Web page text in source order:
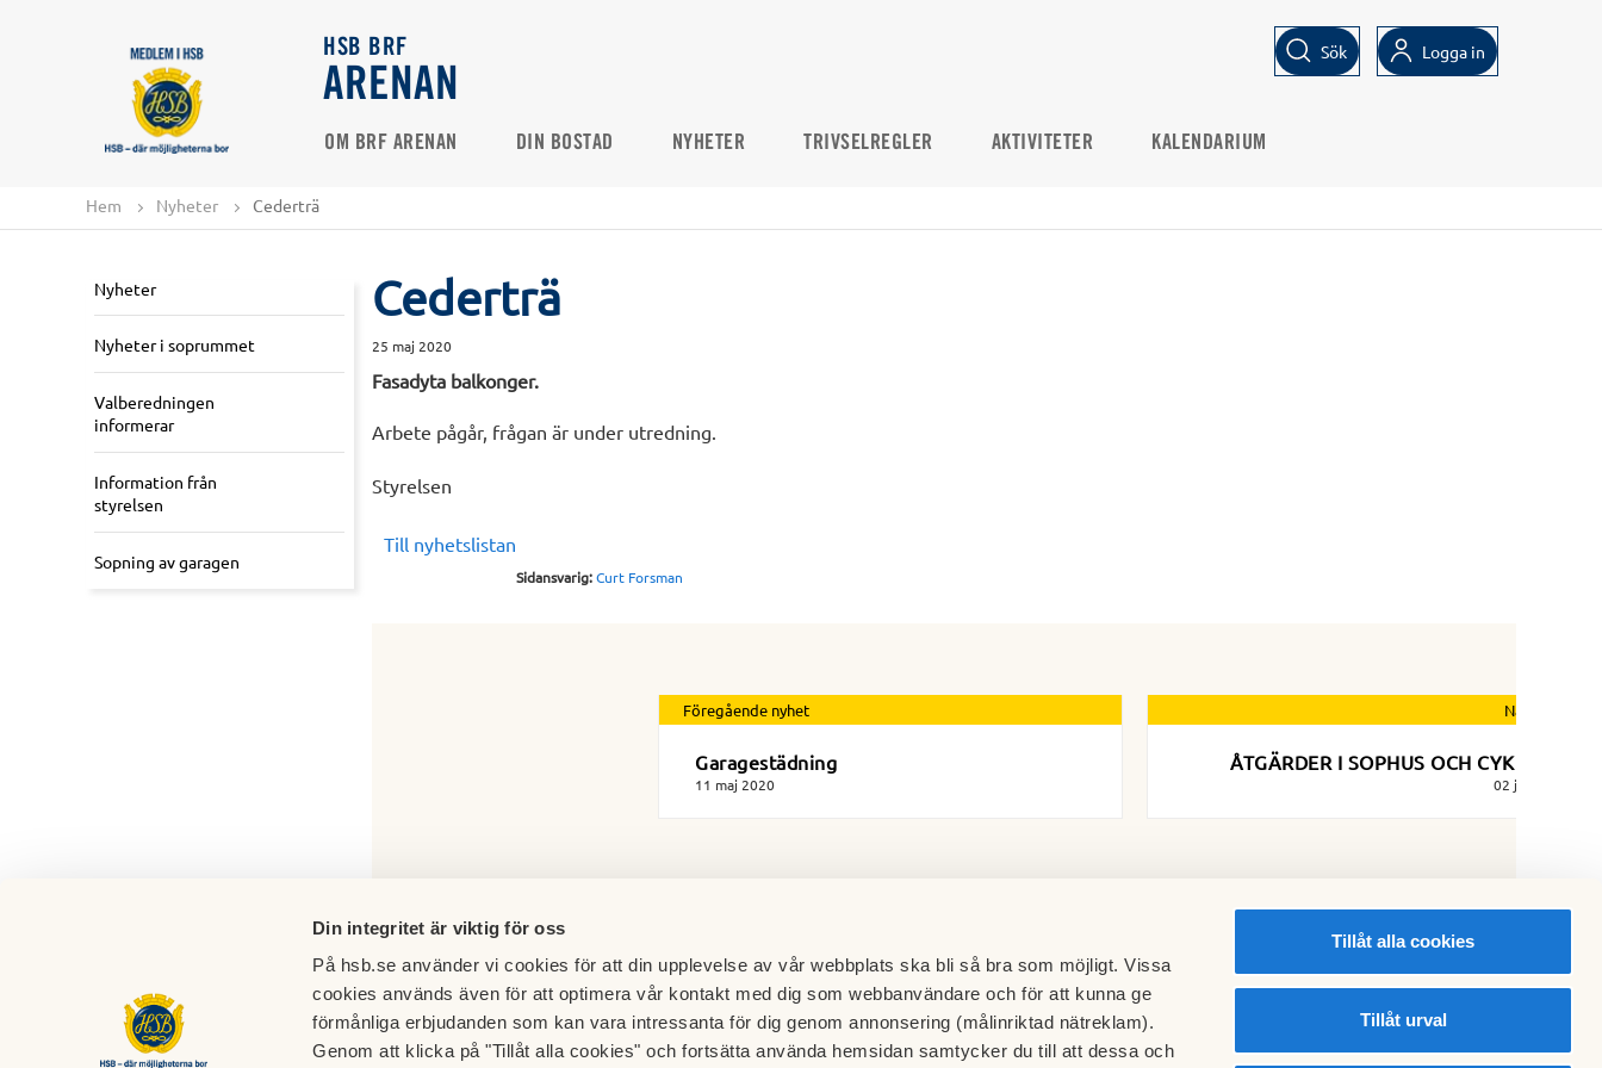
Din integritet är viktig för oss
På hsb.se använder vi cookies för att din upplevelse av vår webbplats ska bli så bra som möjligt. Vissa
cookies används även för att optimera vår kontakt med dig som webbanvändare och för att kunna ge
förmånliga erbjudanden som kan vara intressanta för dig genom annonsering (målinriktad nätreklam).
Genom att klicka på "Tillåt alla cookies" och fortsätta använda hemsidan samtycker du till att dessa och
Tillåt alla cookies
Tillåt urval
HSB BRF
ARENAN
Sök Logga in
OM BRF ARENAN DIN BOSTAD NYHETER TRIVSELREGLER AKTIVITETER KALENDARIUM
Hem Nyheter Cederträ
Nyheter
Nyheter i soprummet
Valberedningen
informerar
Information från
styrelsen
Sopning av garagen
Cederträ
25 maj 2020
Fasadyta balkonger.
Arbete pågår, frågan är under utredning.
Styrelsen
Till nyhetslistan
Sidansvarig:Curt Forsman
Föregående nyhet
Garagestädning
11 maj 2020
Nästa nyhet
ÅTGÄRDER I SOPHUS OCH CYKELHUS
02 juni 2020